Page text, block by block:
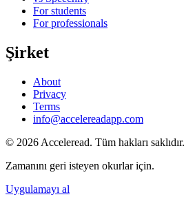
For students
For professionals
Şirket
About
Privacy
Terms
info@accelereadapp.com
© 2026 Acceleread. Tüm hakları saklıdır.
Zamanını geri isteyen okurlar için.
Uygulamayı al